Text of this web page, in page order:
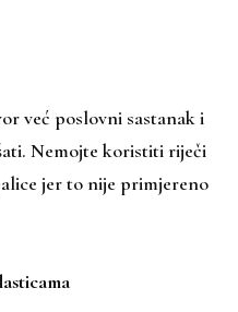
već poslovni sastanak i
Nemojte koristiti riječi
jer to nije primjereno